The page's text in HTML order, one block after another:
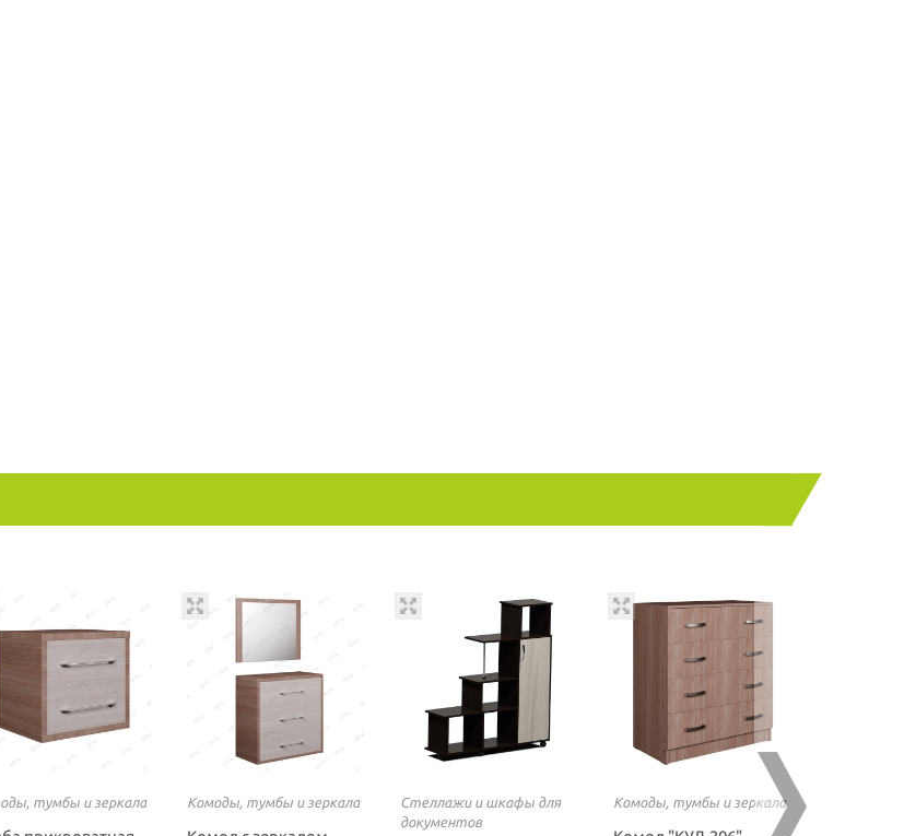
тумбы и зеркала Комоды, тумбы и зеркала
Стеллажи и шкафы для
документов
Комоды, тумбы и зеркала